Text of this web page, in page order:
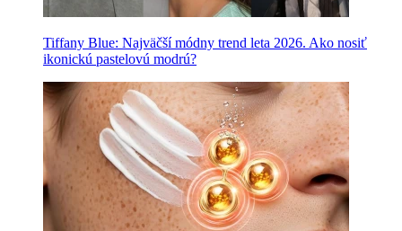
Tiffany Blue: Najväčší módny trend leta 2026. Ako nosiť
ikonickú pastelovú modrú?